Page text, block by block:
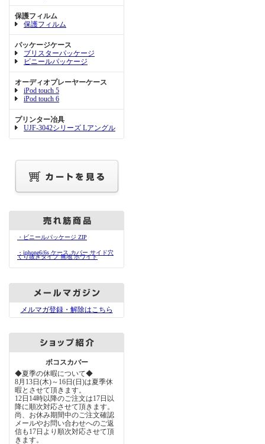
保護フィルム
保護フィルム
パッケージケース
ブリスターパッケージ
ビニールパッケージ
オーディオプレーヤーケース
iPod touch 5
iPod touch 6
プリンター冶具
UJF-3042シリーズ Lアングル
・ビニールパッケージ ZIP
・iphone6/6s ケース カバー サイド穴
くり抜きタイプ 無地 ホワイト
メルマガ登録・解除はこちら
ボコスカバー
◆夏季の休暇について◆
8月13日(木)～16日(日)は夏季休
暇とさせて頂きます。
12日14時以降のご注文は17日以
降に順次対応させて頂きます。
尚、お休み期間中のご注文確認
メールやお問い合わせへのご返
信も17日より順次対応させて頂
きます。